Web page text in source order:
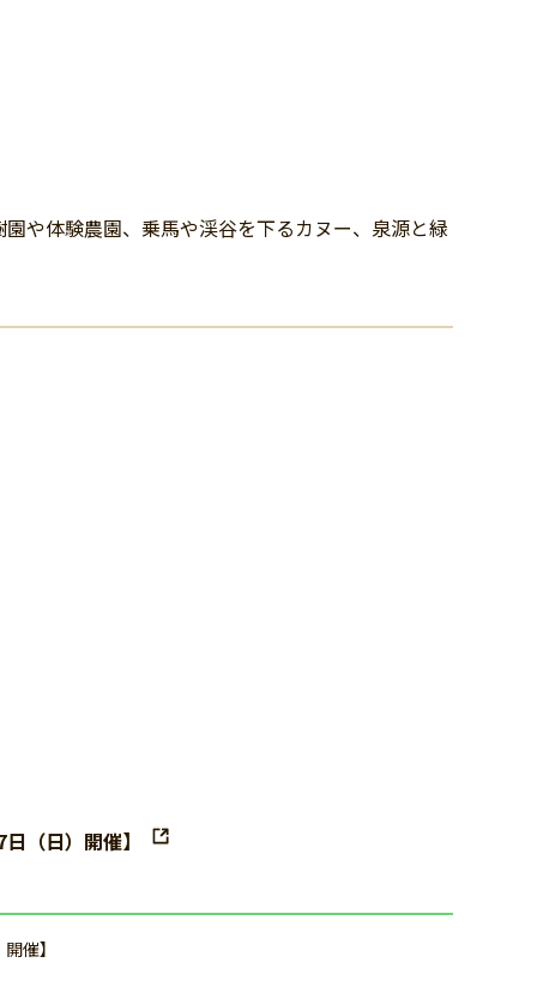
や体験農園、乗馬や渓谷を下るカヌー、泉源と緑
（日）開催】
催】